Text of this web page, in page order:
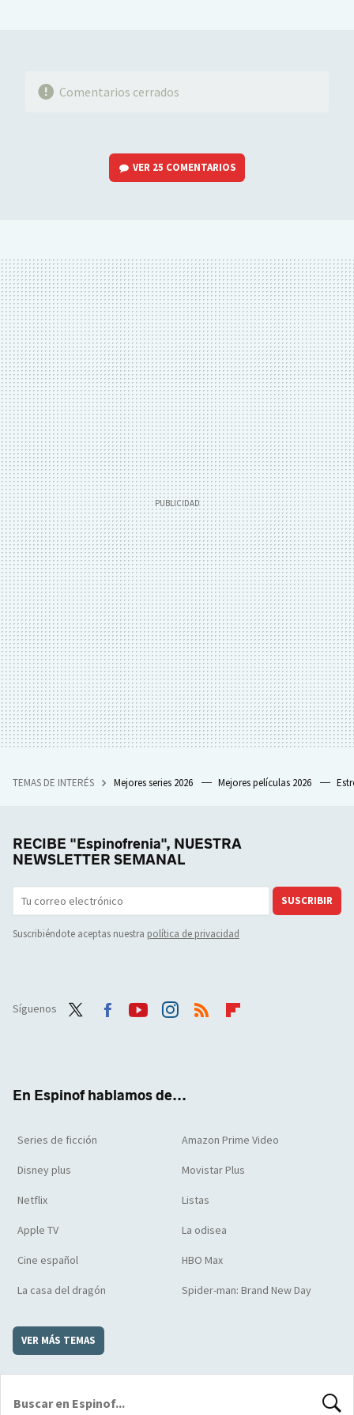
Comentarios cerrados
VER 25 COMENTARIOS
TEMAS DE INTERÉS Mejores series 2026 Mejores películas 2026
RECIBE "Espinofrenia", NUESTRA
NEWSLETTER SEMANAL
SUSCRIBIR
Suscribiéndote aceptas nuestra política de privacidad
Síguenos
En Espinof hablamos de...
Series de ficción Amazon Prime Video
Disney plus Movistar Plus
Netflix Listas
Apple TV La odisea
Cine español HBO Max
La casa del dragón Spider-man: Brand New Day
VER MÁS TEMAS